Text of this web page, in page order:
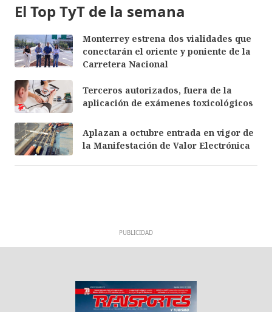
El Top TyT de la semana
Monterrey estrena dos vialidades que
conectarán el oriente y poniente de la
Carretera Nacional
Terceros autorizados, fuera de la
aplicación de exámenes toxicológicos
Aplazan a octubre entrada en vigor de
la Manifestación de Valor Electrónica
PUBLICIDAD